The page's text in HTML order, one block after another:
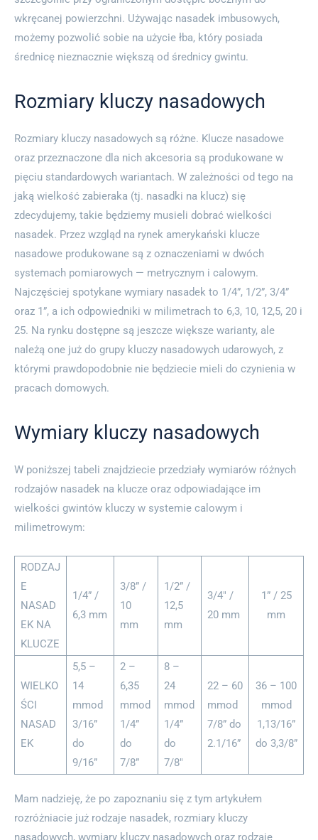
wkręcanej powierzchni. Używając nasadek imbusowych,
możemy pozwolić sobie na użycie łba, który posiada
średnicę nieznacznie większą od średnicy gwintu.
Rozmiary kluczy nasadowych
Rozmiary kluczy nasadowych są różne. Klucze nasadowe
oraz przeznaczone dla nich akcesoria są produkowane w
pięciu standardowych wariantach. W zależności od tego na
jaką wielkość zabieraka (tj. nasadki na klucz) się
zdecydujemy, takie będziemy musieli dobrać wielkości
nasadek. Przez wzgląd na rynek amerykański klucze
nasadowe produkowane są z oznaczeniami w dwóch
systemach pomiarowych — metrycznym i calowym.
Najczęściej spotykane wymiary nasadek to 1/4”, 1/2”, 3/4”
oraz 1”, a ich odpowiedniki w milimetrach to 6,3, 10, 12,5, 20 i
25. Na rynku dostępne są jeszcze większe warianty, ale
należą one już do grupy kluczy nasadowych udarowych, z
którymi prawdopodobnie nie będziecie mieli do czynienia w
pracach domowych.
Wymiary kluczy nasadowych
W poniższej tabeli znajdziecie przedziały wymiarów różnych
rodzajów nasadek na klucze oraz odpowiadające im
wielkości gwintów kluczy w systemie calowym i
milimetrowym:
RODZAJ
E
NASAD
EK NA
KLUCZE
1/4” /
6,3 mm
3/8” /
10
mm
1/2” /
12,5
mm
3/4″ /
20 mm
1” / 25
mm
WIELKO
ŚCI
NASAD
EK
5,5 –
14
mmod
3/16”
do
9/16”
2 –
6,35
mmod
1/4”
do
7/8”
8 –
24
mmod
1/4”
do
7/8″
22 – 60
mmod
7/8” do
2.1/16”
36 – 100
mmod
1,13/16”
do 3,3/8”
Mam nadzieję, że po zapoznaniu się z tym artykułem
rozróżniacie już rodzaje nasadek, rozmiary kluczy